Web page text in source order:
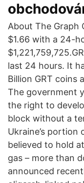
About The Graph
$1.66 with a 24-
last 24 hours. It
Billion GRT coins
The government
the right to
block without a
Ukraine’s portion
believed to hold
gas – more than
announced